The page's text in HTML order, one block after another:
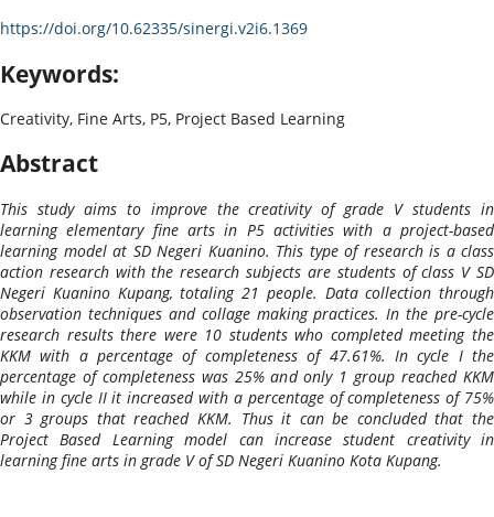
https://doi.org/10.62335/sinergi.v2i6.1369
Keywords:
Creativity, Fine Arts, P5, Project Based Learning
Abstract
This study aims to improve the creativity of grade V students in
learning elementary fine arts in P5 activities with a project-based
learning model at SD Negeri Kuanino. This type of research is a class
action research with the research subjects are students of class V SD
Negeri Kuanino Kupang, totaling 21 people. Data collection through
observation techniques and collage making practices. In the pre-cycle
research results there were 10 students who completed meeting the
KKM with a percentage of completeness of 47.61%. In cycle I the
percentage of completeness was 25% and only 1 group reached KKM
while in cycle II it increased with a percentage of completeness of 75%
or 3 groups that reached KKM. Thus it can be concluded that the
Project Based Learning model can increase student creativity in
learning fine arts in grade V of SD Negeri Kuanino Kota Kupang.